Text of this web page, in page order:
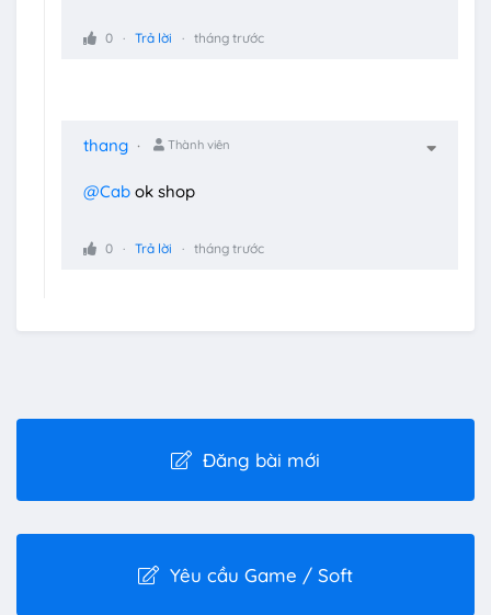
0 Trả lời tháng trước
thang Thành viên
@Cab ok shop
0 Trả lời tháng trước
Đăng bài mới
Yêu cầu Game / Soft